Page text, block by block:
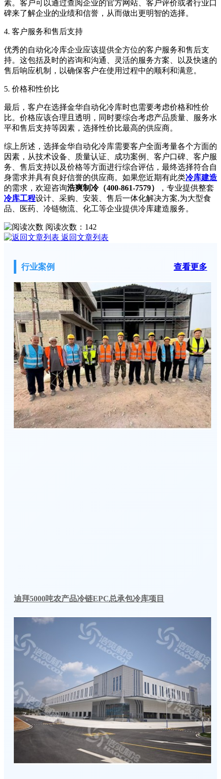
素。客户可以通过查阅企业的官方网站、客户评价或者行业口
碑来了解企业的业绩和信誉，从而做出更明智的选择。
4. 客户服务和售后支持
优秀的自动化冷库企业应该提供全方位的客户服务和售后支
持。这包括及时的咨询和沟通、灵活的服务方案、以及快速的
售后响应机制，以确保客户在使用过程中的顺利和满意。
5. 价格和性价比
最后，客户在选择金华自动化冷库时也需要考虑价格和性价
比。价格应该合理且透明，同时要综合考虑产品质量、服务水
平和售后支持等因素，选择性价比最高的供应商。
综上所述，选择金华自动化冷库需要客户全面考量各个方面的
因素，从技术设备、质量认证、成功案例、客户口碑、客户服
务、售后支持以及价格等方面进行综合评估，最终选择符合自
身需求并具有良好信誉的供应商。如果您近期有此类冷库建造
的需求，欢迎咨询浩爽制冷（400-861-7579）
，专业提供整套
冷库工程设计、采购、安装、售后一体化解决方案,为大型食
品、医药、冷链物流、化工等企业提供冷库建造服务。
阅读次数： 142
返回文章列表
行业案例 查看更多
迪拜5000吨农产品冷链EPC总承包冷库项目